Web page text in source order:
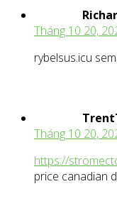
Tháng 10 20,
rybelsus.icu
Tháng 10 20,
https://
price canadian